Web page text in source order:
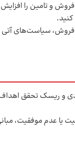
و تامین را
سیاست‌های آتی
و ریسک تحقق اهداف
یا عدم موفقیت،